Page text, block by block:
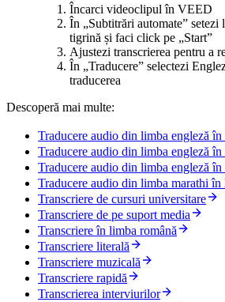
Încarci videoclipul în VEED
În „Subtitrări automate”
tigrină și faci click pe „Start”
Ajustezi transcrierea pentru a
În „Traducere” selectezi
traducerea
Descoperă mai multe:
Traducere audio din limba engleză
Traducere audio din limba engleză în
Traducere audio din limba engleză
Traducere audio din limba marathi în
Transcriere de cursuri universitare
Transcriere de pe suport media
Transcriere în limba română
Transcriere literală
Transcriere muzicală
Transcriere rapidă
Transcrierea interviurilor